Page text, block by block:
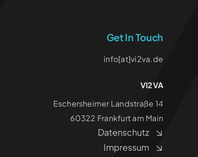
Get In Touch
info[at]vi2va.de
VI2VA
‍Eschersheimer Landstraße 14
60322 Frankfurt am Main
Datenschutz
Impressum